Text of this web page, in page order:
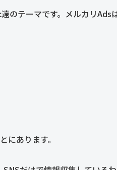
のテーマです。メルカリAds
あります。